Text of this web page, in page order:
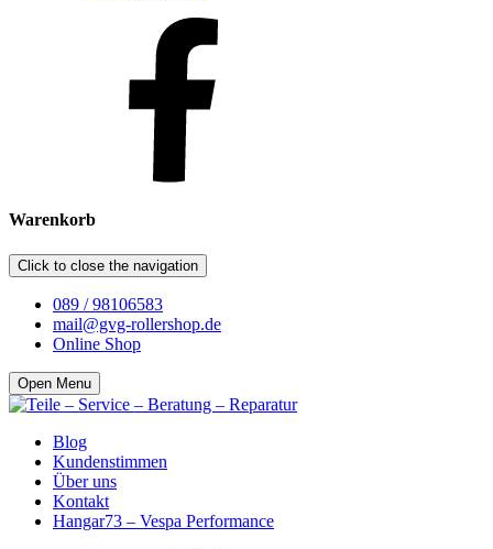
Warenkorb
Click to close the navigation
089 / 98106583
mail@gvg-rollershop.de
Online Shop
Open Menu
Blog
Kundenstimmen
Über uns
Kontakt
Hangar73 – Vespa Performance